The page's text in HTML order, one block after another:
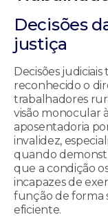
Decisões
justiça
Decisões judiciais
reconhecido o
trabalhadores
visão monocular à
aposentadoria
invalidez,
quando
que a condição
incapazes de
função de forma
eficiente.